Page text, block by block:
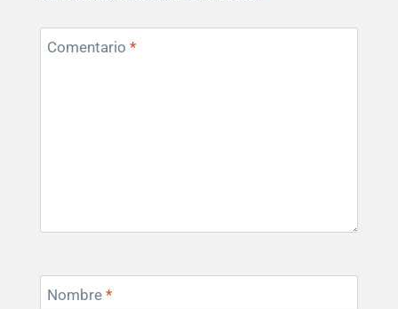
Comentario*
Nombre*